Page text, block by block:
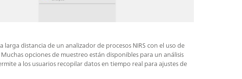
distancia de un analizador de procesos NIRS con el uso de
opciones de muestreo están disponibles para un análisis
a los usuarios recopilar datos en tiempo real para ajustes de